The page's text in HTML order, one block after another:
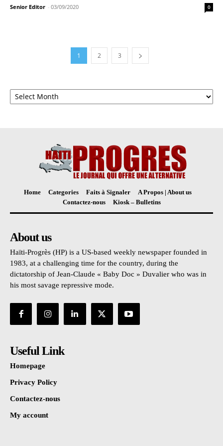
Senior Editor - 03/09/2020 0
1 2 3
Archives
Home Categories Faits à Signaler
A Propos | About us
Contactez-nous
Kiosk – Bulletins
About us
Haïti-Progrès (HP) is a US-based weekly newspaper founded in
1983, at a challenging time for the country, during the
dictatorship of Jean-Claude « Baby Doc » Duvalier who was in
his most savage repressive mode.
Useful Link
Homepage
Privacy Policy
Contactez-nous
My account